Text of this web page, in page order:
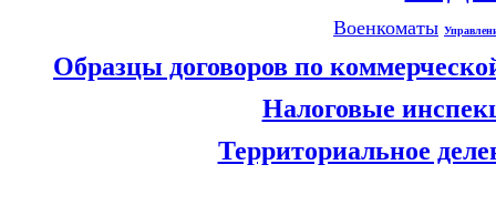
Военкоматы
Образцы договоров по
Налоговые
Территориальное